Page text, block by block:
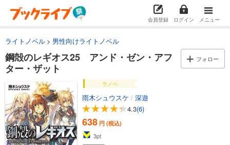
会員登録 ログイン メニュー
ライトノベル 男性向けライトノベル
鋼殻のレギオス25 アンド・ゼン・アフ
ター・ザット
フォロー
ラノベ
雨木シュウスケ / 深遊
4.3(6)
638 円 (税込)
3pt
鋼殻のレギオス15 ネクスト・ブルーム
638 円 (税込)
試し読み
鋼殻のレギオス16 スプリング・バースト
638円 (税込)